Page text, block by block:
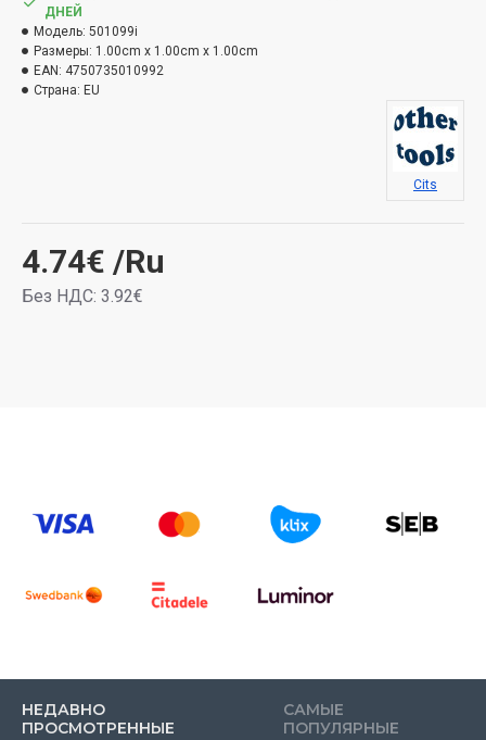
4.74€ /Ru
Без НДС: 3.92€
ДНЕЙ
Модель: 501099i
Размеры: 1.00cm x 1.00cm x 1.00cm
EAN: 4750735010992
Страна: EU
Cits
НЕДАВНО
ПРОСМОТРЕННЫЕ
САМЫЕ
ПОПУЛЯРНЫЕ